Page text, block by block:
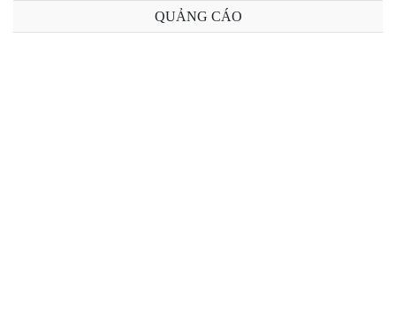
Bài 16: Migrations trong Laravel
QUẢNG CÁO